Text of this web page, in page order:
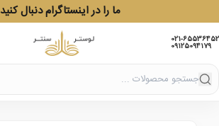
ما را در اینستاگرام دنبال کنید
021-65536452
09125094179